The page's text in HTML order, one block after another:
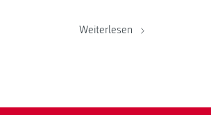
Weiterlesen